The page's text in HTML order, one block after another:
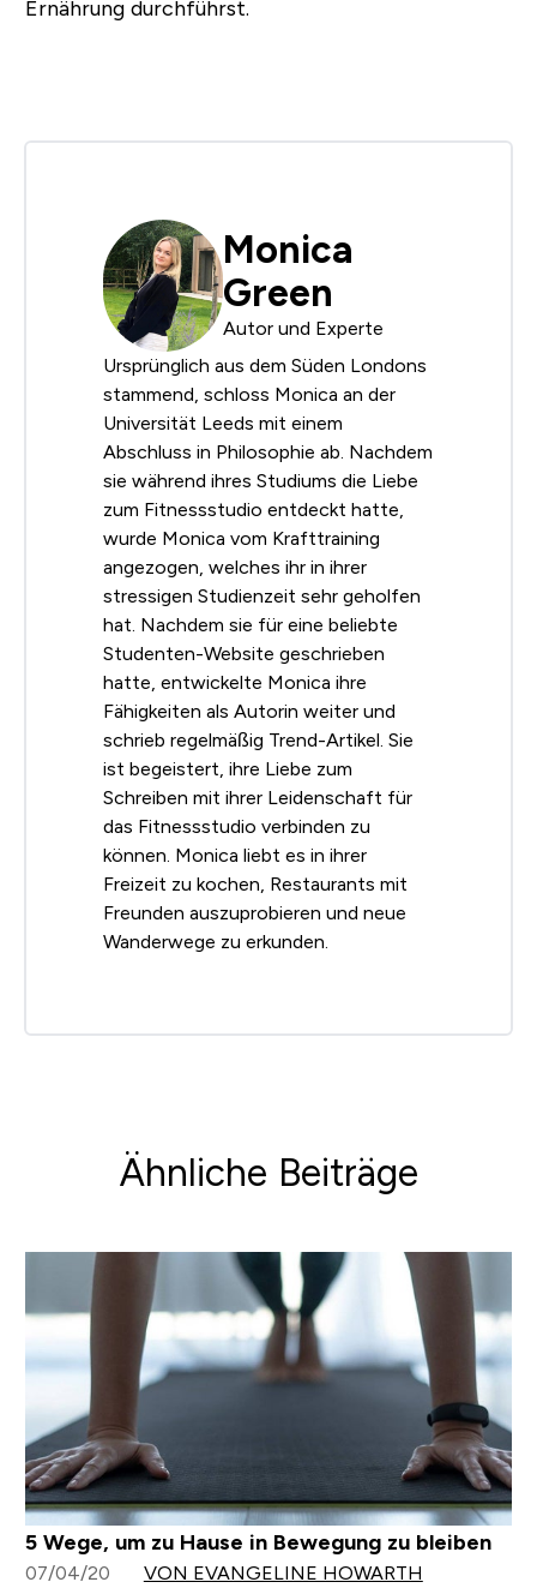
Ernährung durchführst.
Monica
Green
Autor und Experte
Ursprünglich aus dem Süden Londons
stammend, schloss Monica an der
Universität Leeds mit einem
Abschluss in Philosophie ab. Nachdem
sie während ihres Studiums die Liebe
zum Fitnessstudio entdeckt hatte,
wurde Monica vom Krafttraining
angezogen, welches ihr in ihrer
stressigen Studienzeit sehr geholfen
hat. Nachdem sie für eine beliebte
Studenten-Website geschrieben
hatte, entwickelte Monica ihre
Fähigkeiten als Autorin weiter und
schrieb regelmäßig Trend-Artikel. Sie
ist begeistert, ihre Liebe zum
Schreiben mit ihrer Leidenschaft für
das Fitnessstudio verbinden zu
können. Monica liebt es in ihrer
Freizeit zu kochen, Restaurants mit
Freunden auszuprobieren und neue
Wanderwege zu erkunden.
Ähnliche Beiträge
5 Wege, um zu Hause in Bewegung zu bleiben
07/04/20 VON EVANGELINE HOWARTH